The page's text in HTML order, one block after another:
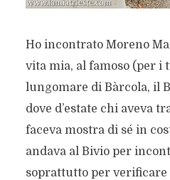
Ho incontrato Moreno
vita mia, al famoso (per i
lungomare di Bàrcola, il
dove d’estate chi aveva
faceva mostra di sé in
andava al Bivio per
soprattutto per verificare